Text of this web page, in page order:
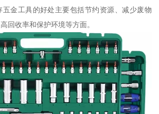
金工具的好处主要包括节约资源、减少废物
回收率和保护环境等方面。